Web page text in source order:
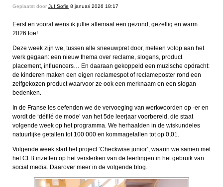
Geplaatst door Juf Sofie 8 januari 2026 18:17
Eerst en vooral wens ik jullie allemaal een gezond, gezellig en warm
2026 toe!
Deze week zijn we, tussen alle sneeuwpret door, meteen volop aan het
werk gegaan: een nieuw thema over reclame, slogans, product
placement, influencers… En daaraan gekoppeld een muzische opdracht:
de kinderen maken een eigen reclamespot of reclameposter rond een
zelfgekozen product waarvoor ze ook een merknaam en een slogan
bedenken.
In de Franse les oefenden we de vervoeging van werkwoorden op -er en
wordt de ‘défilé de mode’ van het 5de leerjaar voorbereid, die staat
volgende week op het programma. We herhaalden in de wiskundeles
natuurlijke getallen tot 100 000 en kommagetallen tot op 0,01.
Volgende week start het project ‘Checkwise junior’, waarin we samen met
het CLB inzetten op het versterken van de leerlingen in het gebruik van
social media. Daarover meer in de volgende blog.